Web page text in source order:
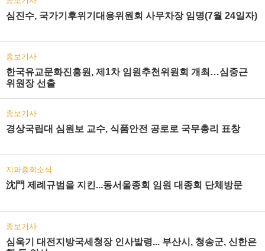
심진수, 국가기후위기대응위원회 사무차장 임명(7월 24일자)
종보기사
한국유교문화진흥원, 제1차 임원추천위원회 개최…심중근
위원장 선출
종보기사
경상국립대 심원보 교수, 식품안전 공로로 국무총리 표창
지파종회소식
沈門 제례규범을 지킨...동서울종회 임원 대종회 단체방문
종보기사
심욱기 대전지방국세청장 인사발령... 부산시, 청송군, 신한은